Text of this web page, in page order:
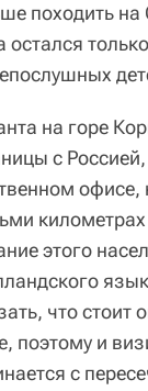
походить на
на горе
с Россией,
офисе,
километрах
этого
что стоит
поэтому и
с